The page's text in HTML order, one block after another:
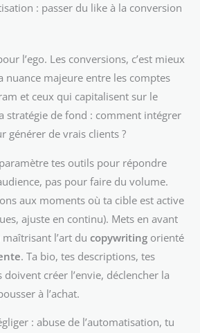
: passer du like à la conversion
l’ego. Les conversions, c’est mieux
nuance majeure entre les comptes
et ceux qui capitalisent sur le
stratégie de fond : comment intégrer
générer de vrais clients ?
tes outils pour répondre
pas pour faire du volume.
aux moments où ta cible est active
ajuste en continu). Mets en avant
l’art du copywriting orienté
. Ta bio, tes descriptions, tes
créer l’envie, déclencher la
à l’achat.
: abuse de l’automatisation, tu